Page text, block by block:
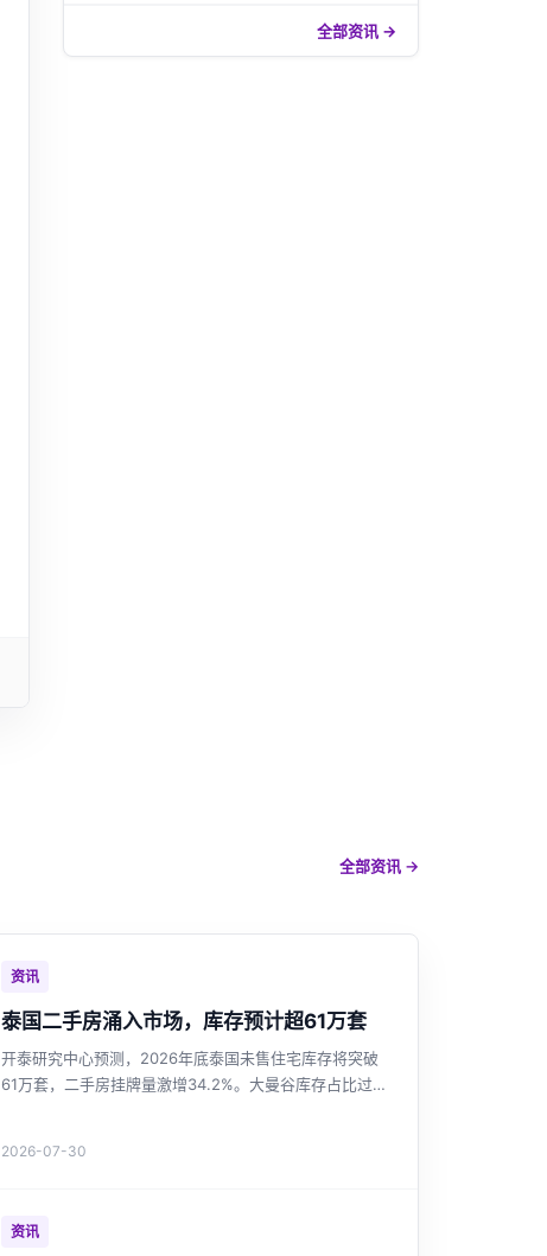
全部资讯 →
全部资讯 →
资讯
泰国二手房涌入市场，库存预计超61万套
开泰研究中心预测，2026年底泰国未售住宅库存将突破
61万套，二手房挂牌量激增34.2%。大曼谷库存占比过
有限。
2026-07-30
资讯